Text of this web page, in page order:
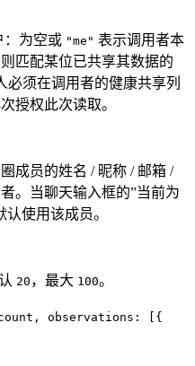
：为空或 "me" 表示调用者本
匹配某位已共享其数据的
须在调用者的健康共享列
授权此次读取。
成员的姓名 / 昵称 / 邮箱 /
。当聊天输入框的”当前为
使用该成员。
20 ，最大 100。
observations: [{